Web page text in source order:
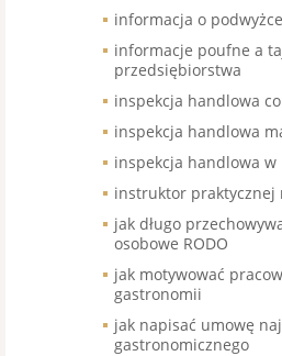
informacja o
informacje poufne a
przedsiębiorstwa
inspekcja handlowa
inspekcja handlowa
inspekcja handlowa
instruktor praktycznej
jak długo
osobowe RODO
jak motywować
gastronomii
jak napisać umowę
gastronomicznego